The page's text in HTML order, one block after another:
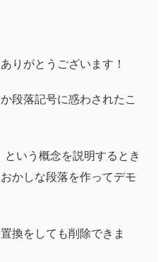
りがとうございます！
段落記号に惑わされたこ
いう概念を説明するとき
かしな段落を作ってデモ
換をしても削除できま